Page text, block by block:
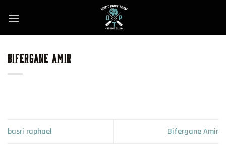
BIFERGANE AMIR
basri raphael Bifergane Amir